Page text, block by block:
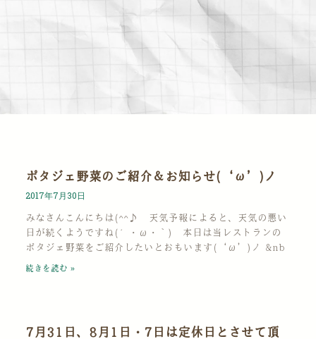
ポタジェ野菜のご紹介＆お知らせ(‘ω’)ノ
2017年7月30日
みなさんこんにちは(^^♪ 天気予報によると、天気の悪い
日が続くようですね(´・ω・｀) 本日は当レストランの
ポタジェ野菜をご紹介したいとおもいます(‘ω’)ノ &nb
続きを読む »
7月31日、8月1日・7日は定休日とさせて頂